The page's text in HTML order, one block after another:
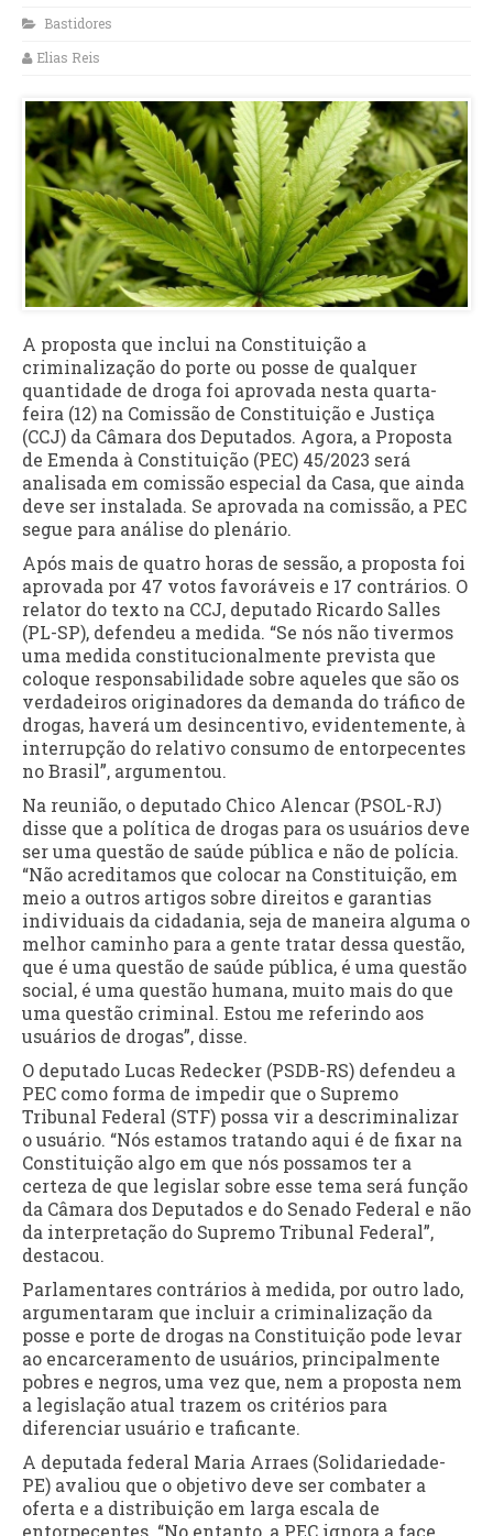
Bastidores
Elias Reis
A proposta que inclui na Constituição a
criminalização do porte ou posse de qualquer
quantidade de droga foi aprovada nesta quarta-
feira (12) na Comissão de Constituição e Justiça
(CCJ) da Câmara dos Deputados. Agora, a Proposta
de Emenda à Constituição (PEC) 45/2023 será
analisada em comissão especial da Casa, que ainda
deve ser instalada. Se aprovada na comissão, a PEC
segue para análise do plenário.
Após mais de quatro horas de sessão, a proposta foi
aprovada por 47 votos favoráveis e 17 contrários. O
relator do texto na CCJ, deputado Ricardo Salles
(PL-SP), defendeu a medida. “Se nós não tivermos
uma medida constitucionalmente prevista que
coloque responsabilidade sobre aqueles que são os
verdadeiros originadores da demanda do tráfico de
drogas, haverá um desincentivo, evidentemente, à
interrupção do relativo consumo de entorpecentes
no Brasil”, argumentou.
Na reunião, o deputado Chico Alencar (PSOL-RJ)
disse que a política de drogas para os usuários deve
ser uma questão de saúde pública e não de polícia.
“Não acreditamos que colocar na Constituição, em
meio a outros artigos sobre direitos e garantias
individuais da cidadania, seja de maneira alguma o
melhor caminho para a gente tratar dessa questão,
que é uma questão de saúde pública, é uma questão
social, é uma questão humana, muito mais do que
uma questão criminal. Estou me referindo aos
usuários de drogas”, disse.
O deputado Lucas Redecker (PSDB-RS) defendeu a
PEC como forma de impedir que o Supremo
Tribunal Federal (STF) possa vir a descriminalizar
o usuário. “Nós estamos tratando aqui é de fixar na
Constituição algo em que nós possamos ter a
certeza de que legislar sobre esse tema será função
da Câmara dos Deputados e do Senado Federal e não
da interpretação do Supremo Tribunal Federal”,
destacou.
Parlamentares contrários à medida, por outro lado,
argumentaram que incluir a criminalização da
posse e porte de drogas na Constituição pode levar
ao encarceramento de usuários, principalmente
pobres e negros, uma vez que, nem a proposta nem
a legislação atual trazem os critérios para
diferenciar usuário e traficante.
A deputada federal Maria Arraes (Solidariedade-
PE) avaliou que o objetivo deve ser combater a
oferta e a distribuição em larga escala de
entorpecentes. “No entanto, a PEC ignora a face